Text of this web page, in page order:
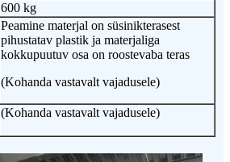
600 kg
Peamine materjal on süsinikterasest
pihustatav plastik ja materjaliga
kokkupuutuv osa on roostevaba teras
(Kohanda vastavalt vajadusele)
(Kohanda vastavalt vajadusele)